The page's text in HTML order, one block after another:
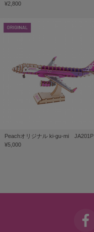
¥2,800
Peachオリジナル ki-gu-mi JA201P
¥5,000